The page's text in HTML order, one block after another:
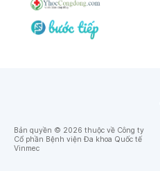
Bản quyền © 2026 thuộc về Công ty
Cổ phần Bệnh viện Đa khoa Quốc tế
Vinmec